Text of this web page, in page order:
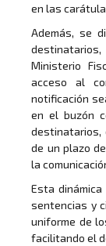
en las
Además, se
Ministerio
acceso al
notificación
en el buzón
destinatarios,
de un plazo
la
Esta
sentencias y
uniforme de
facilitando el